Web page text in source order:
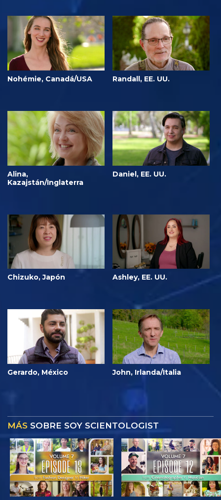
Nohémie, Canadá/USA Randall, EE. UU.
Alina,
Kazajstán/Inglaterra
Daniel, EE. UU.
Chizuko, Japón Ashley, EE. UU.
Gerardo, México John, Irlanda/Italia
MÁS SOBRE SOY SCIENTOLOGIST